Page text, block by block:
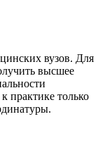
вузов. Для
высшее
практике только